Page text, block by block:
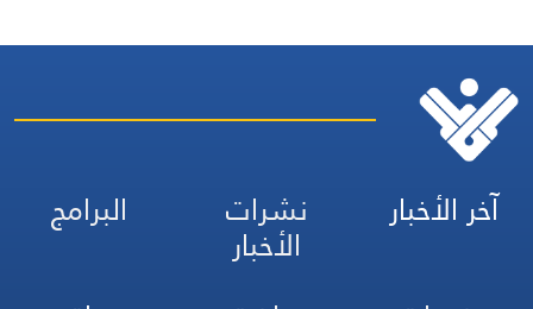
آخر الأخبار نشرات
الأخبار
البرامج